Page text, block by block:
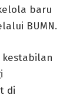
baru
BUMN.
di